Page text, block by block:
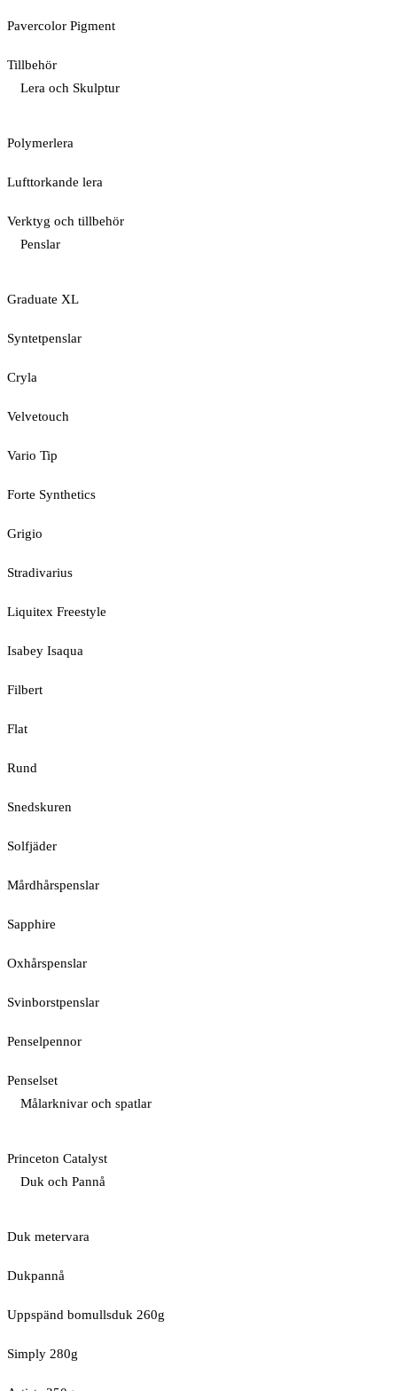
Pavercolor Pigment
Tillbehör
Lera och Skulptur
Polymerlera
Lufttorkande lera
Verktyg och tillbehör
Penslar
Graduate XL
Syntetpenslar
Cryla
Velvetouch
Vario Tip
Forte Synthetics
Grigio
Stradivarius
Liquitex Freestyle
Isabey Isaqua
Filbert
Flat
Rund
Snedskuren
Solfjäder
Mårdhårspenslar
Sapphire
Oxhårspenslar
Svinborstpenslar
Penselpennor
Penselset
Målarknivar och spatlar
Princeton Catalyst
Duk och Pannå
Duk metervara
Dukpannå
Uppspänd bomullsduk 260g
Simply 280g